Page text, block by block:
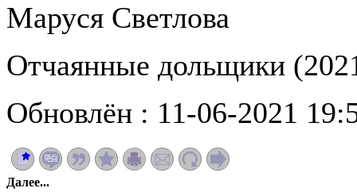
Маруся Светлова
Отчаянные дольщики
Обновлён : 11-06-2021
Далее...